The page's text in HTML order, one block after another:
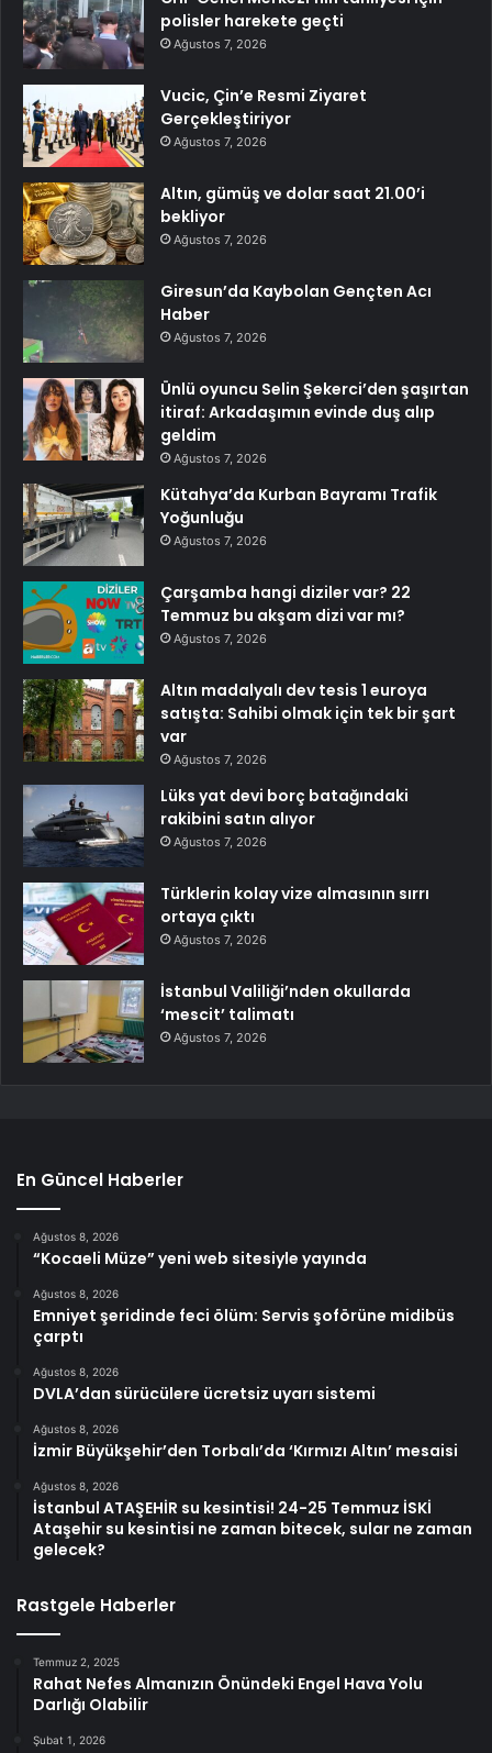
polisler harekete geçti
Ağustos 7, 2026
Vucic, Çin’e Resmi Ziyaret
Gerçekleştiriyor
Ağustos 7, 2026
Altın, gümüş ve dolar saat 21.00’i
bekliyor
Ağustos 7, 2026
Giresun’da Kaybolan Gençten Acı
Haber
Ağustos 7, 2026
Ünlü oyuncu Selin Şekerci’den şaşırtan
itiraf: Arkadaşımın evinde duş alıp
geldim
Ağustos 7, 2026
Kütahya’da Kurban Bayramı Trafik
Yoğunluğu
Ağustos 7, 2026
Çarşamba hangi diziler var? 22
Temmuz bu akşam dizi var mı?
Ağustos 7, 2026
Altın madalyalı dev tesis 1 euroya
satışta: Sahibi olmak için tek bir şart
var
Ağustos 7, 2026
Lüks yat devi borç batağındaki
rakibini satın alıyor
Ağustos 7, 2026
Türklerin kolay vize almasının sırrı
ortaya çıktı
Ağustos 7, 2026
İstanbul Valiliği’nden okullarda
‘mescit’ talimatı
Ağustos 7, 2026
En Güncel Haberler
Ağustos 8, 2026
“Kocaeli Müze” yeni web sitesiyle yayında
Ağustos 8, 2026
Emniyet şeridinde feci ölüm: Servis şoförüne midibüs
çarptı
Ağustos 8, 2026
DVLA’dan sürücülere ücretsiz uyarı sistemi
Ağustos 8, 2026
İzmir Büyükşehir’den Torbalı’da ‘Kırmızı Altın’ mesaisi
Ağustos 8, 2026
İstanbul ATAŞEHİR su kesintisi! 24-25 Temmuz İSKİ
Ataşehir su kesintisi ne zaman bitecek, sular ne zaman
gelecek?
Rastgele Haberler
Temmuz 2, 2025
Rahat Nefes Almanızın Önündeki Engel Hava Yolu
Darlığı Olabilir
Şubat 1, 2026